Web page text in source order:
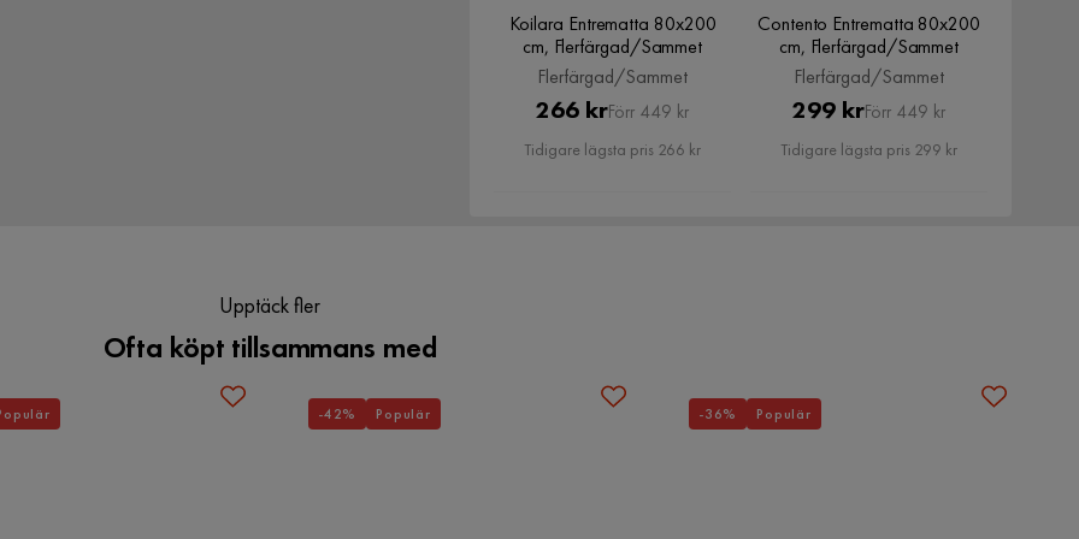
Koilara Entrematta 80x200
cm, Flerfärgad/Sammet
Flerfärgad/Sammet
Pris
266 krOriginal
Pris
Förr 449 kr
Tidigare lägsta pris 266 kr
Contento Entrematta 80x200
cm, Flerfärgad/Sammet
Flerfärgad/Sammet
Pris
299 krOriginal
Pris
Förr 449 kr
Tidigare lägsta pris 299 kr
Upptäck fler
Ofta köpt tillsammans med
-42% Populär -36% Populär